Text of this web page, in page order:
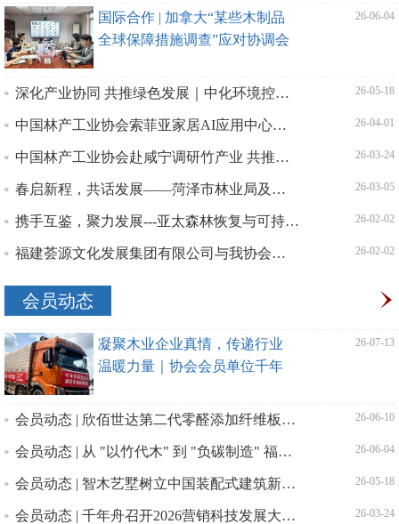
国际合作 | 加拿大“某些木制品
全球保障措施调查”应对协调会
| 26-06-04
深化产业协同 共推绿色发展｜中化环境控股有限公司一行到访中国林产工业协会座谈交流 | 26-05-18
中国林产工业协会索菲亚家居AI应用中心正式揭牌，开启家居行业“智造”新篇章 | 26-04-01
中国林产工业协会赴咸宁调研竹产业 共推百亿产业与“十五五”高质量发展 | 26-03-24
春启新程，共话发展——菏泽市林业局及菏泽林产工业协会一行拜访中国林产工业协会 | 26-03-05
携手互鉴，聚力发展---亚太森林恢复与可持续管理组织（APFNet）一行赴我会座谈交流，共探林业高质 | 26-02-02
福建荟源文化发展集团有限公司与我协会开展深度交流 共话合作展望 | 26-02-02
会员动态
凝聚木业企业真情，传递行业
温暖力量｜协会会员单位千年
| 26-07-13
会员动态 | 欣佰世达第二代零醛添加纤维板成功下线 | 26-06-10
会员动态 | 从 "以竹代木" 到 "负碳制造" 福人森工打造竹产业高质量发展新样板 | 26-06-04
会员动态 | 智木艺墅树立中国装配式建筑新典范 | 26-05-18
会员动态 | 千年舟召开2026营销科技发展大会 以全产业链布局助力林产工业高质量发展 | 26-03-24